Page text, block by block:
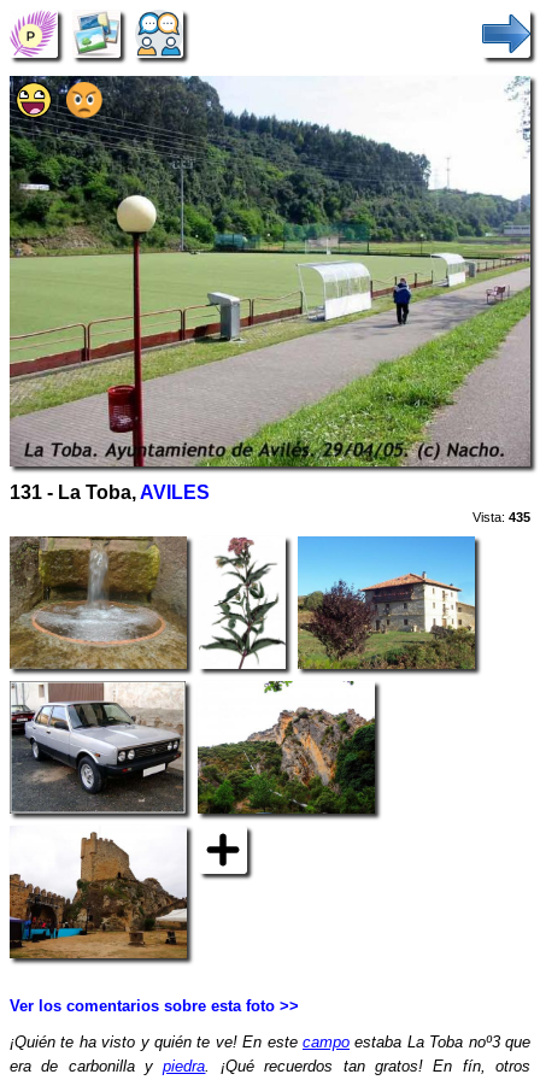
131 - La Toba,AVILES
Vista: 435
Ver los comentarios sobre esta foto >>
¡Quién te ha visto y quién te ve! En este campo estaba La Toba noº3 que
era de carbonilla ypiedra. ¡Qué recuerdos tan gratos! En fín, otros